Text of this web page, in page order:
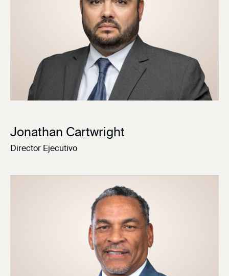
Jonathan Cartwright
Director Ejecutivo